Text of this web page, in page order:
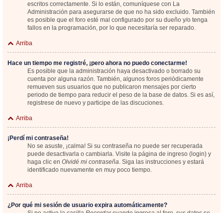
escritos correctamente. Si lo están, comuníquese con La
Administración para asegurarse de que no ha sido excluido. También
es posible que el foro esté mal configurado por su dueño y/o tenga
fallos en la programación, por lo que necesitaría ser reparado.
Arriba
Hace un tiempo me registré, ¡pero ahora no puedo conectarme!
Es posible que la administración haya desactivado o borrado su
cuenta por alguna razón. También, algunos foros periódicamente
remueven sus usuarios que no publicaron mensajes por cierto
periodo de tiempo para reducir el peso de la base de datos. Si es así,
registrese de nuevo y participe de las discuciones.
Arriba
¡Perdí mi contraseña!
No se asuste, ¡calma! Si su contraseña no puede ser recuperada
puede desactivarla o cambiarla. Visite la página de ingreso (login) y
haga clic en Olvidé mi contraseña. Siga las instrucciones y estará
identificado nuevamente en muy poco tiempo.
Arriba
¿Por qué mi sesión de usuario expira automáticamente?